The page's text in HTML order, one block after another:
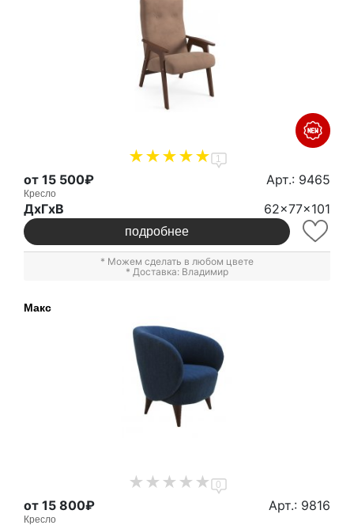
1
от 15 500₽ Арт.: 9465
Кресло
ДxГxВ 62x77x101
подробнее
* Можем сделать в любом цвете
* Доставка: Владимир
Макс
0
от 15 800₽ Арт.: 9816
Кресло